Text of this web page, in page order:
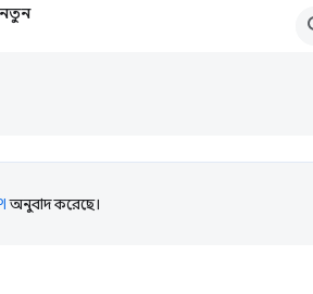
অনুবাদ করেছে।